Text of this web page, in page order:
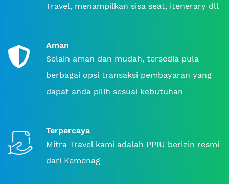
Travel, menampilkan sisa seat, itenerary dll
Aman
Selain aman dan mudah, tersedia pula
berbagai opsi transaksi pembayaran yang
dapat anda pilih sesuai kebutuhan
Terpercaya
Mitra Travel kami adalah PPIU berizin resmi
dari Kemenag